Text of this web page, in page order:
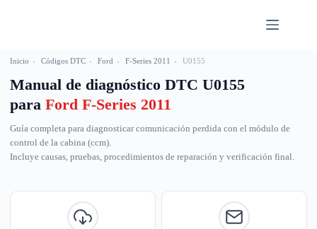
Inicio › Códigos DTC › Ford › F-Series 2011 › U0155
Manual de diagnóstico DTC U0155
para Ford F-Series 2011
Guía completa para diagnosticar comunicación perdida con el módulo de
control de la cabina (ccm).
Incluye causas, pruebas, procedimientos de reparación y verificación final.